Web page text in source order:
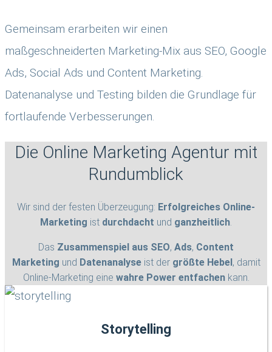
Gemeinsam erarbeiten wir einen
maßgeschneiderten Marketing-Mix aus SEO, Google
Ads, Social Ads und Content Marketing.
Datenanalyse und Testing bilden die Grundlage für
fortlaufende Verbesserungen.
Die Online Marketing Agentur mit
Rundumblick
Wir sind der festen Überzeugung: Erfolgreiches Online-
Marketing ist durchdacht und ganzheitlich.
Das Zusammenspiel aus SEO, Ads, Content
Marketing und Datenanalyseist der größte Hebel , damit
Online-Marketing eine wahre Power entfachenkann.
Storytelling